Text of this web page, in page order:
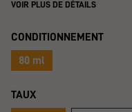
VOIR PLUS DE DÉTAILS
CONDITIONNEMENT
80 ml
TAUX